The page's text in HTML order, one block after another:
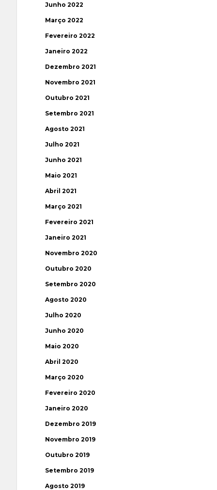
Junho 2022
Março 2022
Fevereiro 2022
Janeiro 2022
Dezembro 2021
Novembro 2021
Outubro 2021
Setembro 2021
Agosto 2021
Julho 2021
Junho 2021
Maio 2021
Abril 2021
Março 2021
Fevereiro 2021
Janeiro 2021
Novembro 2020
Outubro 2020
Setembro 2020
Agosto 2020
Julho 2020
Junho 2020
Maio 2020
Abril 2020
Março 2020
Fevereiro 2020
Janeiro 2020
Dezembro 2019
Novembro 2019
Outubro 2019
Setembro 2019
Agosto 2019